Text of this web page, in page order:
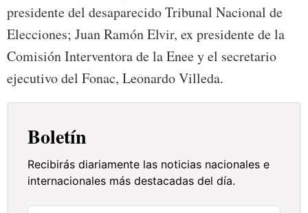
presidente del desaparecido Tribunal Nacional de
Elecciones; Juan Ramón Elvir, ex presidente de la
Comisión Interventora de la Enee y el secretario
ejecutivo del Fonac, Leonardo Villeda.
Boletín
Recibirás diariamente las noticias nacionales e
internacionales más destacadas del día.